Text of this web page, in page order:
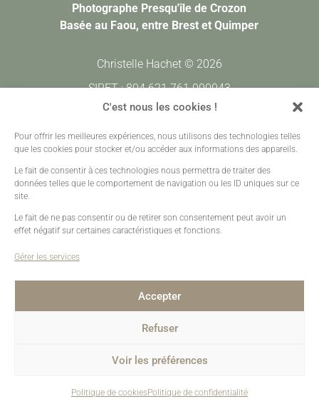
C'est nous les cookies !
Pour offrir les meilleures expériences, nous utilisons des technologies telles
que les cookies pour stocker et/ou accéder aux informations des appareils.
Le fait de consentir à ces technologies nous permettra de traiter des
données telles que le comportement de navigation ou les ID uniques sur ce
site.
Le fait de ne pas consentir ou de retirer son consentement peut avoir un
effet négatif sur certaines caractéristiques et fonctions.
Gérer les services
Accepter
Refuser
Voir les préférences
Politique de cookiesPolitique de confidentialité
Photographe Presqu'île de Crozon
Basée au Faou, entre Brest et Quimper
Christelle Hachet © 2026
SIRET : 804 621 761 000043
CODE APE : 7420Z
Prestations•Galeries Clients•Contact